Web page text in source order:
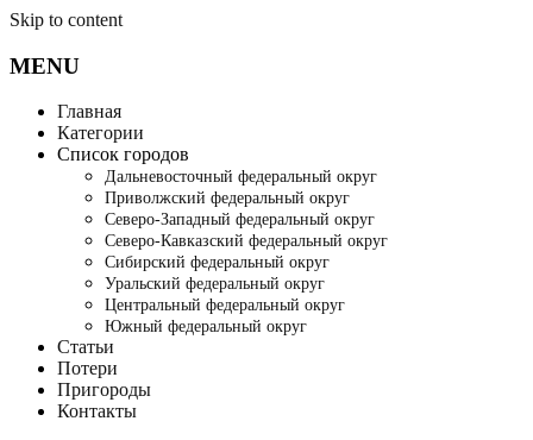
Skip to content
MENU
Главная
Категории
Список городов
Дальневосточный федеральный округ
Приволжский федеральный округ
Северо-Западный федеральный округ
Северо-Кавказский федеральный округ
Сибирский федеральный округ
Уральский федеральный округ
Центральный федеральный округ
Южный федеральный округ
Статьи
Потери
Пригороды
Контакты